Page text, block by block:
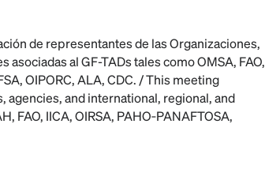
de representantes de las Organizaciones,
al GF-TADs tales como OMSA, FAO,
OIPORC, ALA, CDC. / This meeting
and international, regional, and
FAO, IICA, OIRSA, PAHO‑PANAFTOSA,